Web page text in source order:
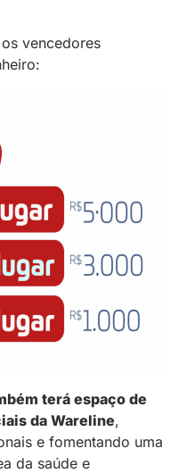
vencedores
terá espaço de
da Wareline,
e fomentando uma
da saúde e